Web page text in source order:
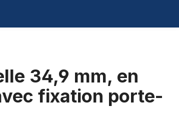
34,9 mm, en
fixation porte-